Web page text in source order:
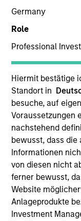
Germany
Role
Professional
Hiermit bestätige
Standort in
besuche, auf
Voraussetzungen
nachstehend
bewusst, dass die
Informationen
von diesen nicht
ferner bewusst,
Website
Anlageprodukte
Investment
S&P 500 Index
Insights
Overview
The investment
unique
significantly over
reasons.Morgan
on established
benefit from
long-term
believes these
disruptive change.